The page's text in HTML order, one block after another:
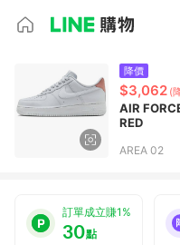
降價
$3,062 (
AIR
RED
AREA 02
訂單成立賺1%
30點